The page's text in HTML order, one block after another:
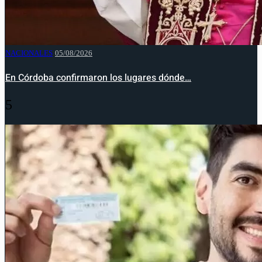
NACIONALES 05/08/2026
En Córdoba confirmaron los lugares dónde…
5